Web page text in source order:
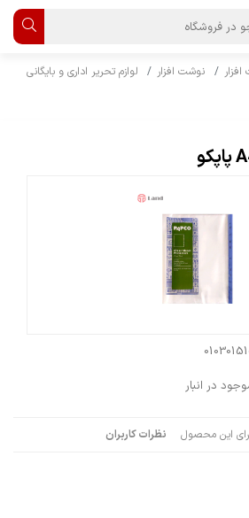
نوشت افزار
لوازم تحریر اداری و بایگانی
این محصول نظرات کاربران